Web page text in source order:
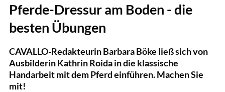
Pferde-Dressur am Boden - die
besten Übungen
CAVALLO-Redakteurin Barbara Böke ließ sich von
Ausbilderin Kathrin Roida in die klassische
Handarbeit mit dem Pferd einführen. Machen Sie
mit!